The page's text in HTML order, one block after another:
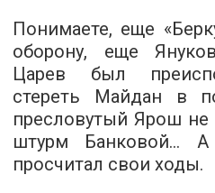
Понимаете, еще
оборону, еще
Царев был
стереть Майдан в
пресловутый Ярош не
штурм Банковой…
просчитал свои ходы.